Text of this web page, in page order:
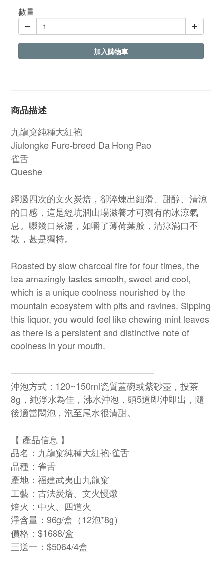
數量
加入購物車
商品描述
九龍窠純種大紅袍
Jiulongke Pure-breed Da Hong Pao
雀舌
Queshe
經過四次的文火炭焙，卻淬煉出細滑、甜醇、清涼
的口感，這是經坑澗山場滋養才可獨有的冰涼氣
息。啜幾口茶湯，如嚼了薄荷葉般，清涼滿口不
散，甚是獨特。
Roasted by slow charcoal fire for four times, the
tea amazingly tastes smooth, sweet and cool,
which is a unique coolness nourished by the
mountain ecosystem with pits and ravines. Sipping
this liquor, you would feel like chewing mint leaves
as there is a persistent and distinctive note of
coolness in your mouth.
————————————————
沖泡方式：120~150ml瓷質蓋碗或紫砂壺，投茶
8g，純淨水為佳，沸水沖泡，頭5道即沖即出，隨
後適當悶泡，泡至尾水很清甜。
【 產品信息 】
品名：九龍窠純種大紅袍·雀舌
品種：雀舌
產地：福建武夷山九龍窠
工藝：古法炭焙、文火慢燉
焙火：中火、四道火
淨含量：96g/盒（12泡*8g）
價格：$1688/盒
三送一：$5064/4盒